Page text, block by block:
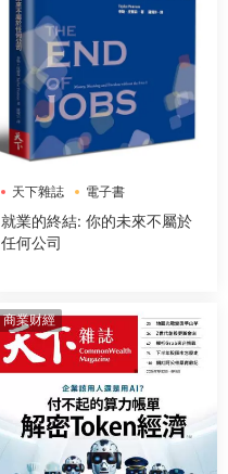
天下雜誌 電子書
就業的終結: 你的未來不屬於
任何公司
商業财經